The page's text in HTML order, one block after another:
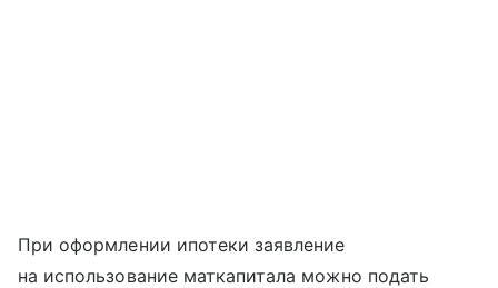
При оформлении ипотеки заявление
на использование маткапитала можно подать